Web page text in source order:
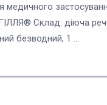
Склад: діюча
безводний; 1 ...